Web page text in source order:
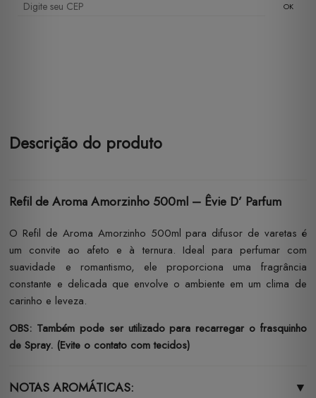
OK
Descrição do produto
Refil de Aroma Amorzinho 500ml – Êvie D’ Parfum
O Refil de Aroma Amorzinho 500ml para difusor de varetas é
um convite ao afeto e à ternura. Ideal para perfumar com
suavidade e romantismo, ele proporciona uma fragrância
constante e delicada que envolve o ambiente em um clima de
carinho e leveza.
OBS: Também pode ser utilizado para recarregar o frasquinho
de Spray. (Evite o contato com tecidos)
NOTAS AROMÁTICAS: ▼